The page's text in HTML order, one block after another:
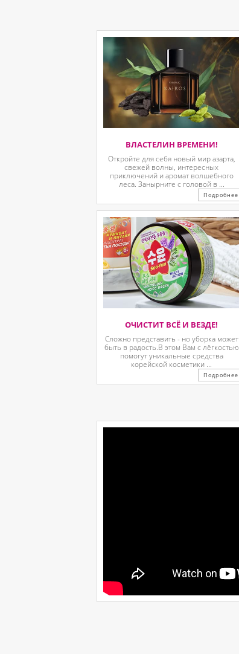
ВЛАСТЕЛИН ВРЕМЕНИ!
Откройте для себя новый мир азарта,
свежей волны, интересных
приключений и аромат волшебного
леса. Занырните с головой в ...
Подробнее
ОЧИСТИТ ВСЁ И ВЕЗДЕ!
Сложно представить - но уборка может
быть в радость.В этом Вам с лёгкостью
помогут уникальные средства
корейской косметики ...
Подробнее